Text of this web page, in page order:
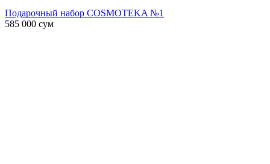
Подарочный набор COSMOTEKA №1
585 000 сум